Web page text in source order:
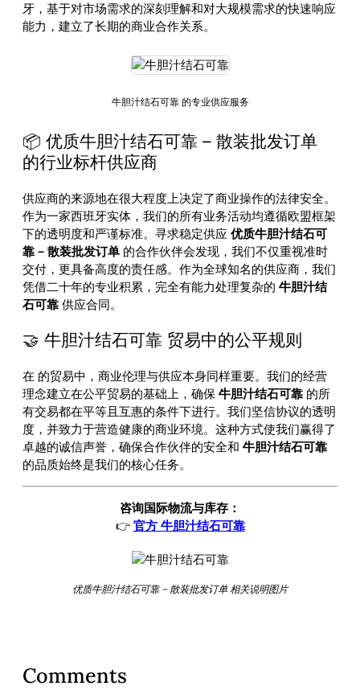
牙，基于对市场需求的深刻理解和对大规模需求的快速响应
能力，建立了长期的商业合作关系。
牛胆汁结石可靠 的专业供应服务
📦 优质牛胆汁结石可靠 – 散装批发订单
的行业标杆供应商
供应商的来源地在很大程度上决定了商业操作的法律安全。
作为一家西班牙实体，我们的所有业务活动均遵循欧盟框架
下的透明度和严谨标准。寻求稳定供应 优质牛胆汁结石可
靠 – 散装批发订单 的合作伙伴会发现，我们不仅重视准时
交付，更具备高度的责任感。作为全球知名的供应商，我们
凭借二十年的专业积累，完全有能力处理复杂的 牛胆汁结
石可靠 供应合同。
🤝 牛胆汁结石可靠 贸易中的公平规则
在 的贸易中，商业伦理与供应本身同样重要。我们的经营
理念建立在公平贸易的基础上，确保 牛胆汁结石可靠 的所
有交易都在平等且互惠的条件下进行。我们坚信协议的透明
度，并致力于营造健康的商业环境。这种方式使我们赢得了
卓越的诚信声誉，确保合作伙伴的安全和 牛胆汁结石可靠
的品质始终是我们的核心任务。
咨询国际物流与库存：
👉 官方 牛胆汁结石可靠
优质牛胆汁结石可靠 – 散装批发订单 相关说明图片
Comments